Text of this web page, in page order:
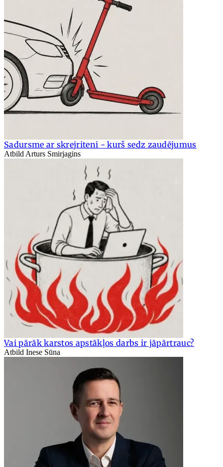
Sadursme ar skrejriteni - kurš sedz zaudējumus
Atbild Arturs Smirjagins
Vai pārāk karstos apstākļos darbs ir jāpārtrauc?
Atbild Inese Sūna